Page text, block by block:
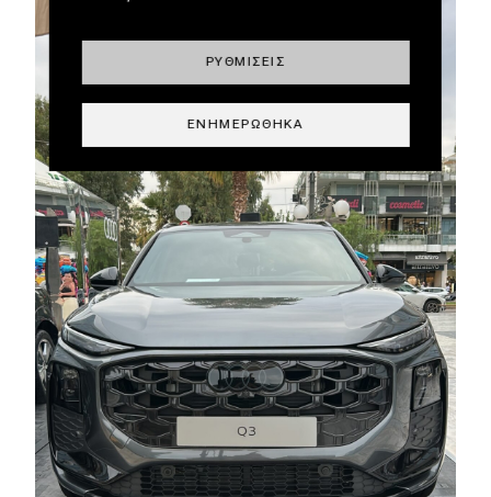
ΡΥΘΜΊΣΕΙΣ
ΕΝΗΜΕΡΏΘΗΚΑ